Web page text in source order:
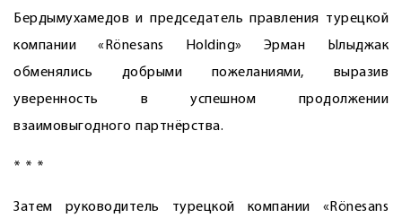
Бердымухамедов и председатель правления турецкой
компании «Rönesans Holding» Эрман Ылыджак
обменялись добрыми пожеланиями, выразив
уверенность в успешном продолжении
взаимовыгодного партнёрства.
* * *
Затем руководитель турецкой компании «Rönesans